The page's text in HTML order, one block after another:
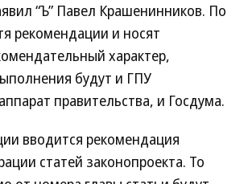
“Ъ” Павел Крашенинников. По
рекомендации и носят
характер,
будут и ГПУ
правительства, и Госдума.
вводится рекомендация
статей законопроекта. То